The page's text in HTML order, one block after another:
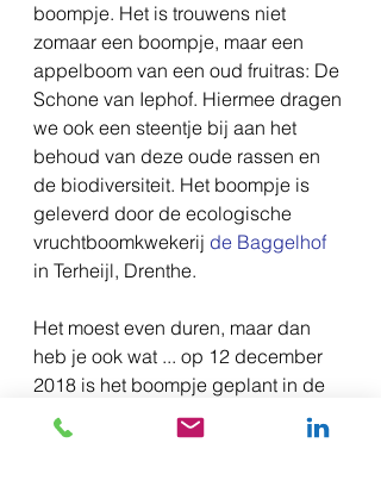
boompje. Het is trouwens niet
zomaar een boompje, maar een
appelboom van een oud fruitras: De
Schone van Iephof. Hiermee dragen
we ook een steentje bij aan het
behoud van deze oude rassen en
de biodiversiteit. Het boompje is
geleverd door de ecologische
vruchtboomkwekerij de Baggelhof
in Terheijl, Drenthe.
Het moest even duren, maar dan
heb je ook wat ... op 12 december
2018 is het boompje geplant in de
tuin van De Jonge Jan. Een prachtig
gebaar van deze Koplopers.